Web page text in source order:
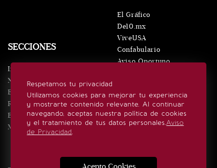
Respetamos tu privacidad
Utilizamos cookies para mejorar tu experiencia
y mostrarte contenido relevante. Al continuar
navegando, aceptas nuestra política de cookies
y el tratamiento de tus datos personales.Aviso
de Privacidad.
SECCIONES
Inicio
Noticias
Eventos
Realeza
Estilo de vida
Minuto x Minuto
El Gráfico
De10.mx
ViveUSA
Confabulario
Aviso Oportuno
SÍGUENOS